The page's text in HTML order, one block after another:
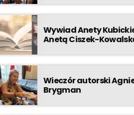
Wywiad Anety
Anetą Ciszek-
Wieczór autorski
Brygman